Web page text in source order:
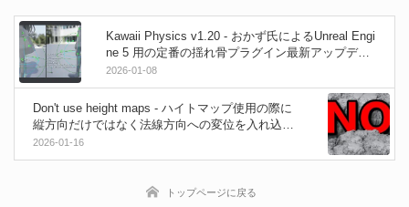
Kawaii Physics v1.20 - おかず氏によるUnreal Engi
ne 5 用の定番の揺れ骨プラグイン最新アップデー
ト！UE5.7対応！足貫通を解消する「Sync Bone」
機能などなど！
2026-01-08
Don't use height maps - ハイトマップ使用の際に
縦方向だけではなく法線方向への変位を入れ込む
ことでリアルな表現になるよ！というGeometry N
odesテクニック動画が公開！
2026-01-16
トップページに戻る